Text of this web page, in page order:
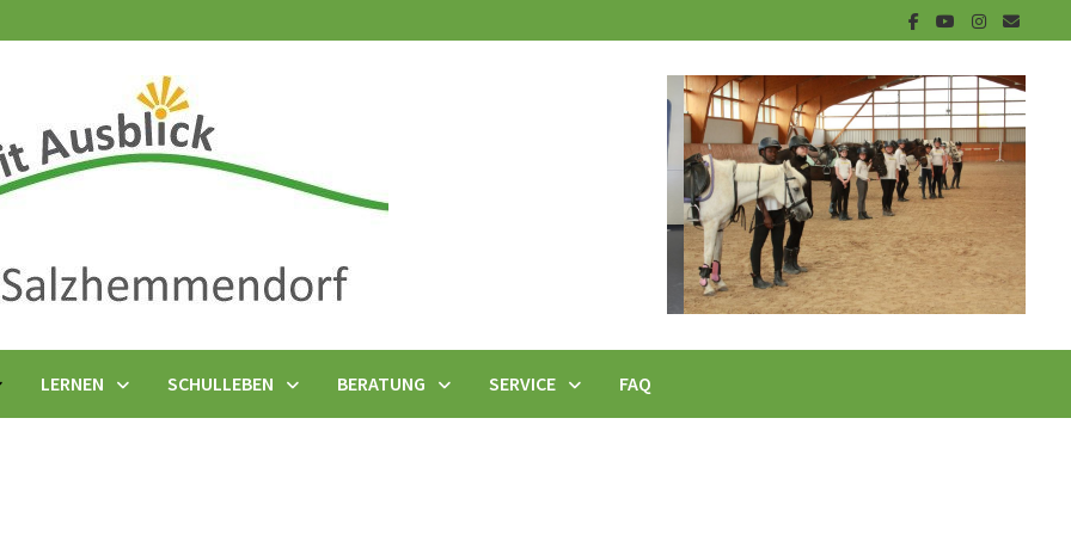
LERNEN SCHULLEBEN BERATUNG SERVICE FAQ